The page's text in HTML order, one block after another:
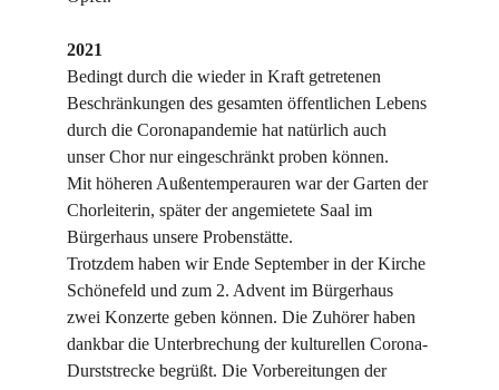
2021
Bedingt durch die wieder in Kraft getretenen
Beschränkungen des gesamten öffentlichen Lebens
durch die Coronapandemie hat natürlich auch
unser Chor nur eingeschränkt proben können.
Mit höheren Außentemperauren war der Garten der
Chorleiterin, später der angemietete Saal im
Bürgerhaus unsere Probenstätte.
Trotzdem haben wir Ende September in der Kirche
Schönefeld und zum 2. Advent im Bürgerhaus
zwei Konzerte geben können. Die Zuhörer haben
dankbar die Unterbrechung der kulturellen Corona-
Durststrecke begrüßt. Die Vorbereitungen der